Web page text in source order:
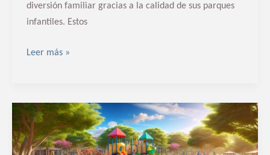
diversión familiar gracias a la calidad de sus parques
infantiles. Estos
Leer más »
Fabricante
de
chiquiparks